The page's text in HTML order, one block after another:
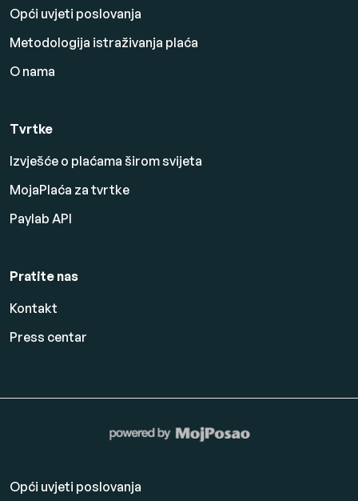
Opći uvjeti poslovanja
Metodologija istraživanja plaća
O nama
Tvrtke
Izvješće o plaćama širom svijeta
MojaPlaća za tvrtke
Paylab API
Pratite nas
Kontakt
Press centar
Opći uvjeti poslovanja